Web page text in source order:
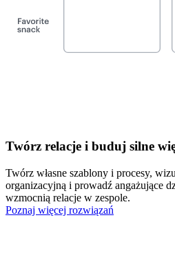
Twórz relacje i buduj silne
Twórz własne szablony i procesy,
organizacyjną i prowadź angażujące
wzmocnią relacje w zespole.
Poznaj więcej rozwiązań